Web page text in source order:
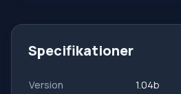
Specifikationer
Version 1.04b